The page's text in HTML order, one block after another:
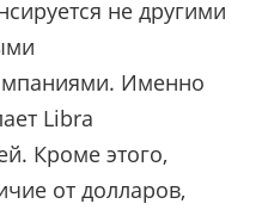
не другими
Именно
Libra
Кроме этого,
от долларов,